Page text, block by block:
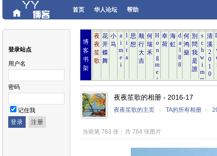
首页 华人论坛 帮助
登录站点
用户名
密码
记住我
博
客
书
架
夜夜笙歌的相册 - 2016-17
夜夜笙歌的主页 » TA的所有相册 »
当前第 763 张 共 764 张图片